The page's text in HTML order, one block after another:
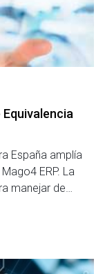
Equivalencia
España amplía
ERP. La
manejar de…